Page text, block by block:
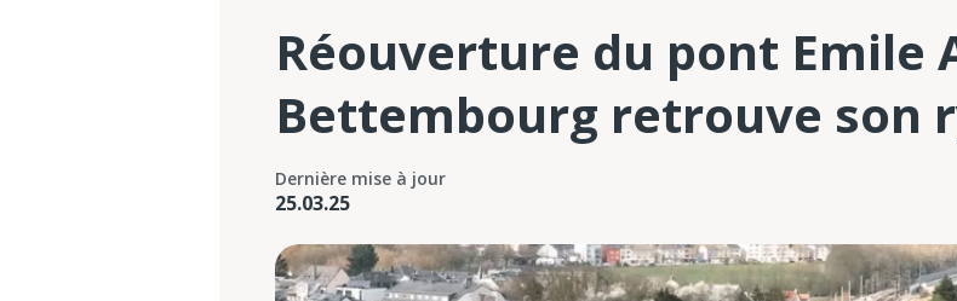
Réouverture du pont Emile
Bettembourg retrouve son
Dernière mise à jour
25.03.25